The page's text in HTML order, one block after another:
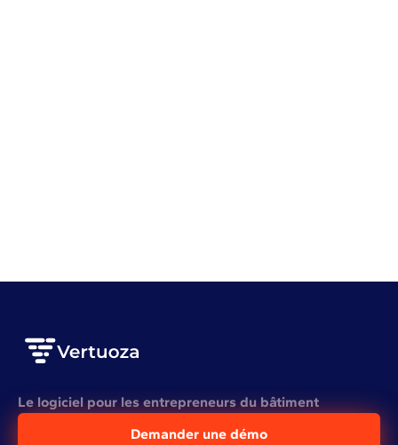
Le logiciel pour les entrepreneurs du bâtiment
Demander une démo